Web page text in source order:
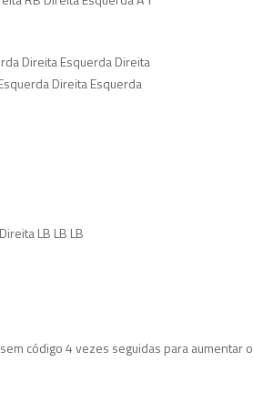
Direita Esquerda Direita
Direita Esquerda
LB LB LB
código 4 vezes seguidas para aumentar o